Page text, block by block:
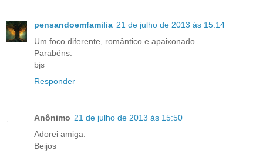
pensandoemfamilia 21 de julho de 2013 às 15:14
Um foco diferente, romântico e apaixonado.
Parabéns.
bjs
Responder
Anônimo 21 de julho de 2013 às 15:50
Adorei amiga.
Beijos